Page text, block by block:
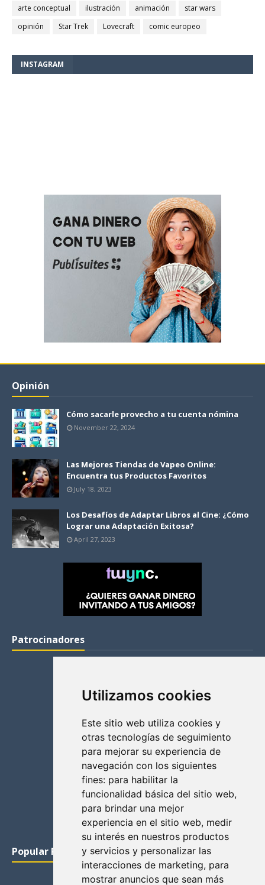
Utilizamos cookies
Este sitio web utiliza cookies y
otras tecnologías de seguimiento
para mejorar su experiencia de
navegación con los siguientes
fines: para habilitar la
funcionalidad básica del sitio web,
para brindar una mejor
experiencia en el sitio web, medir
su interés en nuestros productos
y servicios y personalizar las
interacciones de marketing, para
mostrar anuncios que sean más
arte conceptual
ilustración animación
star wars
opinión
Star Trek Lovecraft comic europeo
INSTAGRAM
Opinión
Cómo sacarle provecho a tu cuenta nómina
November 22, 2024
Las Mejores Tiendas de Vapeo Online:
Encuentra tus Productos Favoritos
July 18, 2023
Los Desafíos de Adaptar Libros al Cine: ¿Cómo
Lograr una Adaptación Exitosa?
April 27, 2023
Patrocinadores
Popular Posts